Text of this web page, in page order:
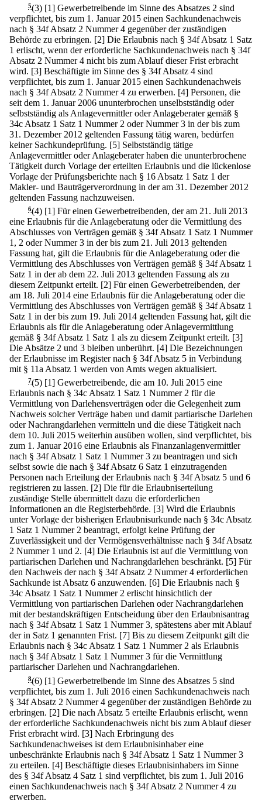
5(3) [1] Gewerbetreibende im Sinne des Absatzes 2 sind
verpflichtet, bis zum 1. Januar 2015 einen Sachkundenachweis
nach § 34f Absatz 2 Nummer 4 gegenüber der zuständigen
Behörde zu erbringen. [2] Die Erlaubnis nach § 34f Absatz 1 Satz
1 erlischt, wenn der erforderliche Sachkundenachweis nach § 34f
Absatz 2 Nummer 4 nicht bis zum Ablauf dieser Frist erbracht
wird. [3] Beschäftigte im Sinne des § 34f Absatz 4 sind
verpflichtet, bis zum 1. Januar 2015 einen Sachkundenachweis
nach § 34f Absatz 2 Nummer 4 zu erwerben. [4] Personen, die
seit dem 1. Januar 2006 ununterbrochen unselbstständig oder
selbstständig als Anlagevermittler oder Anlageberater gemäß §
34c Absatz 1 Satz 1 Nummer 2 oder Nummer 3 in der bis zum
31. Dezember 2012 geltenden Fassung tätig waren, bedürfen
keiner Sachkundeprüfung. [5] Selbstständig tätige
Anlagevermittler oder Anlageberater haben die ununterbrochene
Tätigkeit durch Vorlage der erteilten Erlaubnis und die lückenlose
Vorlage der Prüfungsberichte nach § 16 Absatz 1 Satz 1 der
Makler- und Bauträgerverordnung in der am 31. Dezember 2012
geltenden Fassung nachzuweisen.
6(4) [1] Für einen Gewerbetreibenden, der am 21. Juli 2013
eine Erlaubnis für die Anlageberatung oder die Vermittlung des
Abschlusses von Verträgen gemäß § 34f Absatz 1 Satz 1 Nummer
1, 2 oder Nummer 3 in der bis zum 21. Juli 2013 geltenden
Fassung hat, gilt die Erlaubnis für die Anlageberatung oder die
Vermittlung des Abschlusses von Verträgen gemäß § 34f Absatz 1
Satz 1 in der ab dem 22. Juli 2013 geltenden Fassung als zu
diesem Zeitpunkt erteilt. [2] Für einen Gewerbetreibenden, der
am 18. Juli 2014 eine Erlaubnis für die Anlageberatung oder die
Vermittlung des Abschlusses von Verträgen gemäß § 34f Absatz 1
Satz 1 in der bis zum 19. Juli 2014 geltenden Fassung hat, gilt die
Erlaubnis als für die Anlageberatung oder Anlagevermittlung
gemäß § 34f Absatz 1 Satz 1 als zu diesem Zeitpunkt erteilt. [3]
Die Absätze 2 und 3 bleiben unberührt. [4] Die Bezeichnungen
der Erlaubnisse im Register nach § 34f Absatz 5 in Verbindung
mit § 11a Absatz 1 werden von Amts wegen aktualisiert.
7(5) [1] Gewerbetreibende, die am 10. Juli 2015 eine
Erlaubnis nach § 34c Absatz 1 Satz 1 Nummer 2 für die
Vermittlung von Darlehensverträgen oder die Gelegenheit zum
Nachweis solcher Verträge haben und damit partiarische Darlehen
oder Nachrangdarlehen vermitteln und die diese Tätigkeit nach
dem 10. Juli 2015 weiterhin ausüben wollen, sind verpflichtet, bis
zum 1. Januar 2016 eine Erlaubnis als Finanzanlagenvermittler
nach § 34f Absatz 1 Satz 1 Nummer 3 zu beantragen und sich
selbst sowie die nach § 34f Absatz 6 Satz 1 einzutragenden
Personen nach Erteilung der Erlaubnis nach § 34f Absatz 5 und 6
registrieren zu lassen. [2] Die für die Erlaubniserteilung
zuständige Stelle übermittelt dazu die erforderlichen
Informationen an die Registerbehörde. [3] Wird die Erlaubnis
unter Vorlage der bisherigen Erlaubnisurkunde nach § 34c Absatz
1 Satz 1 Nummer 2 beantragt, erfolgt keine Prüfung der
Zuverlässigkeit und der Vermögensverhältnisse nach § 34f Absatz
2 Nummer 1 und 2. [4] Die Erlaubnis ist auf die Vermittlung von
partiarischen Darlehen und Nachrangdarlehen beschränkt. [5] Für
den Nachweis der nach § 34f Absatz 2 Nummer 4 erforderlichen
Sachkunde ist Absatz 6 anzuwenden. [6] Die Erlaubnis nach §
34c Absatz 1 Satz 1 Nummer 2 erlischt hinsichtlich der
Vermittlung von partiarischen Darlehen oder Nachrangdarlehen
mit der bestandskräftigen Entscheidung über den Erlaubnisantrag
nach § 34f Absatz 1 Satz 1 Nummer 3, spätestens aber mit Ablauf
der in Satz 1 genannten Frist. [7] Bis zu diesem Zeitpunkt gilt die
Erlaubnis nach § 34c Absatz 1 Satz 1 Nummer 2 als Erlaubnis
nach § 34f Absatz 1 Satz 1 Nummer 3 für die Vermittlung
partiarischer Darlehen und Nachrangdarlehen.
8(6) [1] Gewerbetreibende im Sinne des Absatzes 5 sind
verpflichtet, bis zum 1. Juli 2016 einen Sachkundenachweis nach
§ 34f Absatz 2 Nummer 4 gegenüber der zuständigen Behörde zu
erbringen. [2] Die nach Absatz 5 erteilte Erlaubnis erlischt, wenn
der erforderliche Sachkundenachweis nicht bis zum Ablauf dieser
Frist erbracht wird. [3] Nach Erbringung des
Sachkundenachweises ist dem Erlaubnisinhaber eine
unbeschränkte Erlaubnis nach § 34f Absatz 1 Satz 1 Nummer 3
zu erteilen. [4] Beschäftigte dieses Erlaubnisinhabers im Sinne
des § 34f Absatz 4 Satz 1 sind verpflichtet, bis zum 1. Juli 2016
einen Sachkundenachweis nach § 34f Absatz 2 Nummer 4 zu
erwerben.